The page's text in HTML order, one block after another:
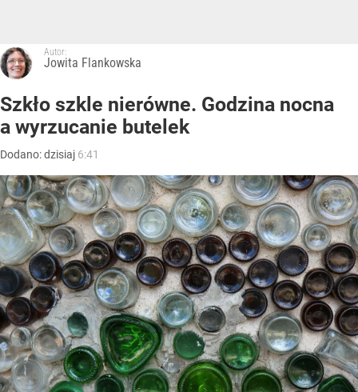
Autor:
Jowita Flankowska
Szkło szkle nierówne. Godzina nocna
a wyrzucanie butelek
Dodano:dzisiaj 6:41